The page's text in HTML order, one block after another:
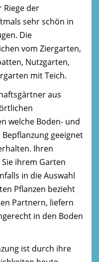
Riege der
sehr schön in
Die
vom Ziergarten,
Nutzgarten,
mit Teich.
aus
welche Boden- und
geeignet
Ihren
ihrem Garten
in die Auswahl
Pflanzen bezieht
Partnern, liefern
in den Boden
ist durch ihre